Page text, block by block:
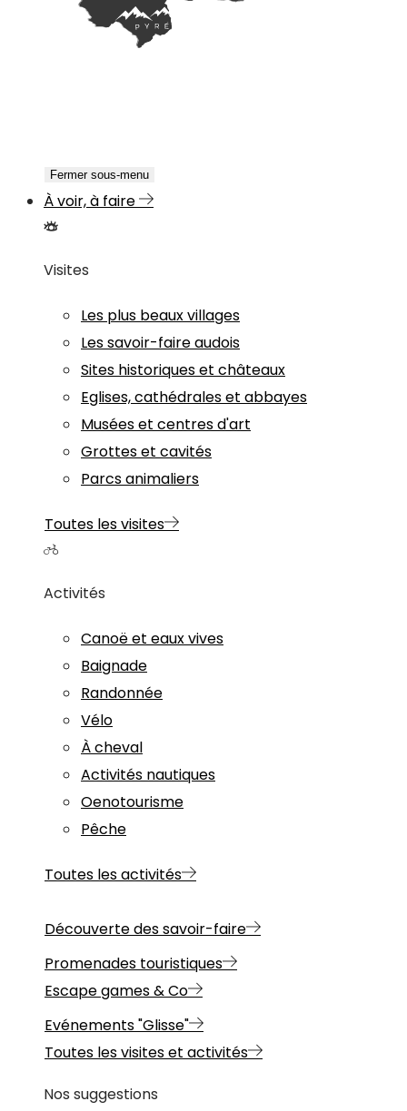
Fermer sous-menu
À voir, à faire
Visites
Les plus beaux villages
Les savoir-faire audois
Sites historiques et châteaux
Eglises, cathédrales et abbayes
Musées et centres d'art
Grottes et cavités
Parcs animaliers
Toutes les visites
Activités
Canoë et eaux vives
Baignade
Randonnée
Vélo
À cheval
Activités nautiques
Oenotourisme
Pêche
Toutes les activités
Découverte des savoir-faire
Promenades touristiques
Escape games & Co
Evénements "Glisse"
Toutes les visites et activités
Nos suggestions